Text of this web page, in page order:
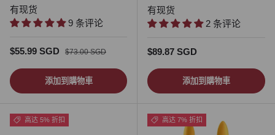
有现货
9 条评论
促销价
$55.99 SGD 正常价格
$73.00 SGD
添加到購物車
有现货
2 条评论
正常价格
$89.87 SGD
添加到購物車
高达 5% 折扣 高达 7% 折扣